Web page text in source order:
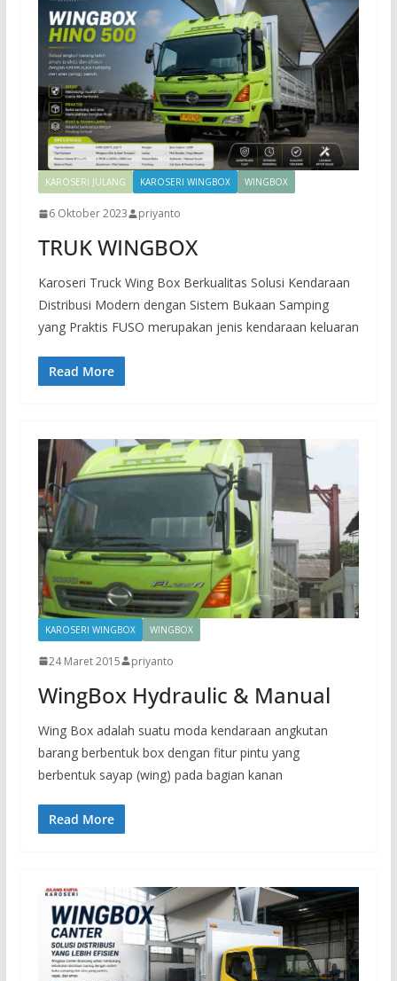
KAROSERI JULANG KAROSERI WINGBOX WINGBOX
6 Oktober 2023 priyanto
TRUK WINGBOX
Karoseri Truck Wing Box Berkualitas Solusi Kendaraan
Distribusi Modern dengan Sistem Bukaan Samping
yang Praktis FUSO merupakan jenis kendaraan keluaran
Read More
KAROSERI WINGBOX WINGBOX
24 Maret 2015 priyanto
WingBox Hydraulic & Manual
Wing Box adalah suatu moda kendaraan angkutan
barang berbentuk box dengan fitur pintu yang
berbentuk sayap (wing) pada bagian kanan
Read More